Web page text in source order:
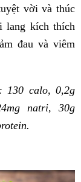
vời và thúc
lang kích thích
đau và viêm
130 calo, 0,2g
natri, 30g